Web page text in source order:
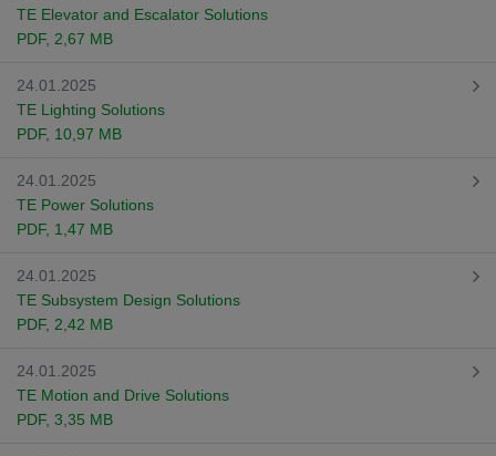
TE Elevator and Escalator Solutions
PDF, 2,67 MB
24.01.2025
TE Lighting Solutions
PDF, 10,97 MB
24.01.2025
TE Power Solutions
PDF, 1,47 MB
24.01.2025
TE Subsystem Design Solutions
PDF, 2,42 MB
24.01.2025
TE Motion and Drive Solutions
PDF, 3,35 MB